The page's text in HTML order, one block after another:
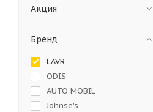
Акция
Бренд
LAVR
ODIS
AUTO MOBIL
Johnse's